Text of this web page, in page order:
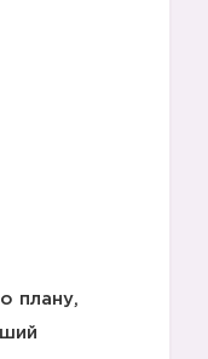
плану,